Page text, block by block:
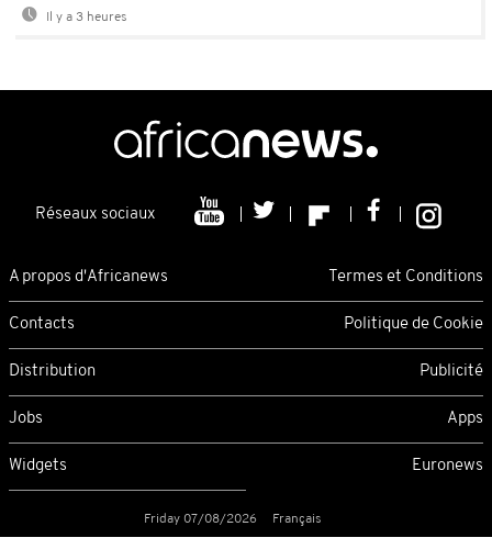
Il y a 3 heures
Réseaux sociaux
A propos d'Africanews Termes et Conditions
Contacts Politique de Cookie
Distribution Publicité
Jobs Apps
Widgets Euronews
Friday 07/08/2026